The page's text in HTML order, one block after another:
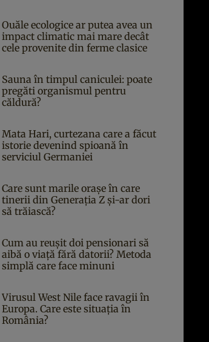
Ouăle ecologice ar putea avea un
impact climatic mai mare decât
cele provenite din ferme clasice
Sauna în timpul caniculei: poate
pregăti organismul pentru
căldură?
Mata Hari, curtezana care a făcut
istorie devenind spioană în
serviciul Germaniei
Care sunt marile orașe în care
tinerii din Generația Z și-ar dori
să trăiască?
Cum au reușit doi pensionari să
aibă o viață fără datorii? Metoda
simplă care face minuni
Virusul West Nile face ravagii în
Europa. Care este situația în
România?